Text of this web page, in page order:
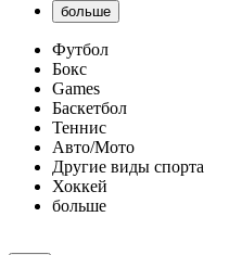
больше
Футбол
Бокс
Games
Баскетбол
Теннис
Авто/Мото
Другие виды спорта
Хоккей
больше